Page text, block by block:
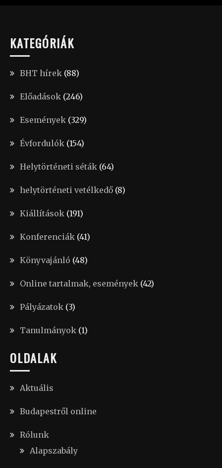
KATEGÓRIÁK
BHT hírek (88)
Előadások (246)
Események (329)
Évfordulók (154)
Helytörténeti séták (64)
helytörténeti vetélkedő (8)
Kiállítások (191)
Konferenciák (41)
Könyvajánló (48)
Online tartalmak, események (42)
Pályázatok (3)
Tanulmányok (1)
OLDALAK
Aktuális
Budapestről online
Rólunk
Alapszabály